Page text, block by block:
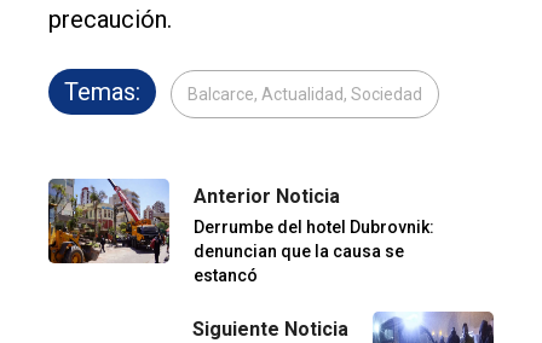
precaución.
Temas: Balcarce, Actualidad, Sociedad
Anterior Noticia
Derrumbe del hotel Dubrovnik:
denuncian que la causa se
estancó
Siguiente Noticia